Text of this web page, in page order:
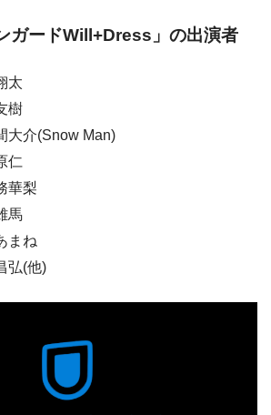
ガードWill+Dress」の出演者
太
樹
大介(Snow Man)
仁
華梨
馬
まね
弘(他)